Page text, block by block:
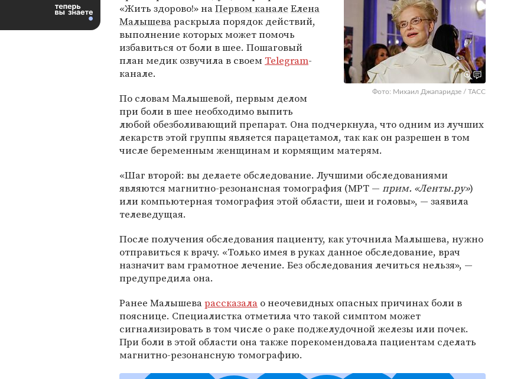
Фото: Михаил Джапаридзе / ТАСС
«Жить здорово!» наПервом канале Елена
Малышевараскрыла порядок действий,
выполнение которых может помочь
избавиться от боли в шее. Пошаговый
план медик озвучила в своем Telegram-
канале.
По словам Малышевой, первым делом
при боли в шее необходимо выпить
любой обезболивающий препарат. Она подчеркнула, что одним из лучших
лекарств этой группы является парацетамол, так как он разрешен в том
числе беременным женщинам и кормящим матерям.
«Шаг второй: вы делаете обследование. Лучшими обследованиями
являются магнитно-резонансная томография (МРТ — прим. «Ленты.ру»)
или компьютерная томография этой области, шеи и головы», — заявила
телеведущая.
После получения обследования пациенту, как уточнила Малышева, нужно
отправиться к врачу. «Только имея в руках данное обследование, врач
назначит вам грамотное лечение. Без обследования лечиться нельзя», —
предупредила она.
Ранее Малышеварассказала о неочевидных опасных причинах боли в
пояснице. Специалистка отметила что такой симптом может
сигнализировать в том числе о раке поджелудочной железы или почек.
При боли в этой области она также порекомендовала пациентам сделать
магнитно-резонансную томографию.